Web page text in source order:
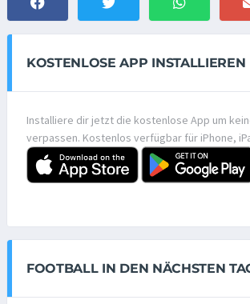
KOSTENLOSE APP INSTALLIEREN
Installiere dir jetzt die kostenlose App um
verpassen. Kostenlos verfügbar für iPhone,
FOOTBALL IN DEN NÄCHSTEN